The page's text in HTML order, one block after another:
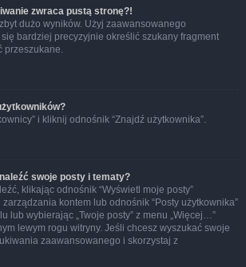
zwraca pustą stronę?!
dużo wyników. Użyj zaawansowanego
bardziej precyzyjnie określić szukany fragment
przeszukane.
i kliknij odnośnik “Znajdź użytkownika”.
swoje posty i tematy?
klikając odnośnik “Wyświetl moje posty”
kontem lub odnośnik “Posty użytkownika”
lub wybierając „Twoje posty” z menu „Więcej…”
lewym rogu witryny. Jeśli chcesz wyszukać swoje
zaawansowanego i skorzystaj z